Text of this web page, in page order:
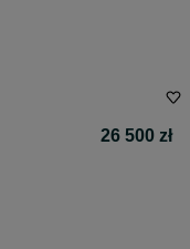
26 500 zł